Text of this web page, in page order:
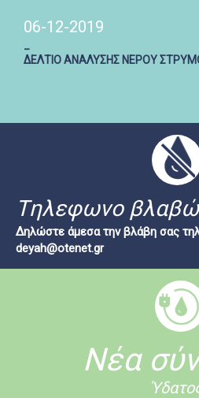
06-12-2019
ΔΕΛΤΙΟ ΑΝΑΛΥΣΗΣ ΝΕΡΟΥ
Tηλεφωνο
Δηλώστε άμεσα την βλάβη σας
deyah@otenet.gr
Νέα